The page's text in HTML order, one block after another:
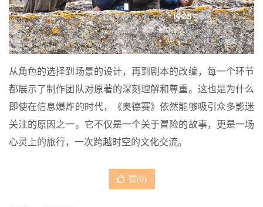
从角色的选择到场景的设计，再到剧本的改编，每一个环节
都展示了制作团队对原著的深刻理解和尊重。这也是为什么
即使在信息爆炸的时代，《奥德赛》依然能够吸引众多影迷
关注的原因之一。它不仅是一个关于冒险的故事，更是一场
心灵上的旅行，一次跨越时空的文化交流。
赞(0)